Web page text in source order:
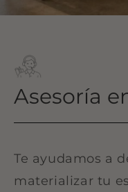
Asesoría
Te ayudamos a
materializar tu